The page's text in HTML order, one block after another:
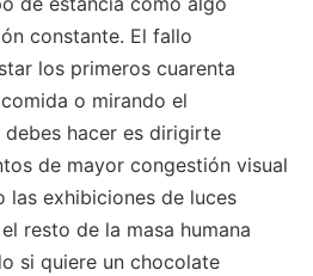
constante. El fallo
los primeros cuarenta
o mirando el
debes hacer es dirigirte
de mayor congestión visual
exhibiciones de luces
resto de la masa humana
si quiere un chocolate